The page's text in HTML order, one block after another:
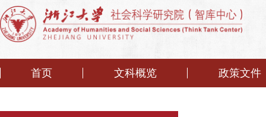
首页 文科概览 政策文件